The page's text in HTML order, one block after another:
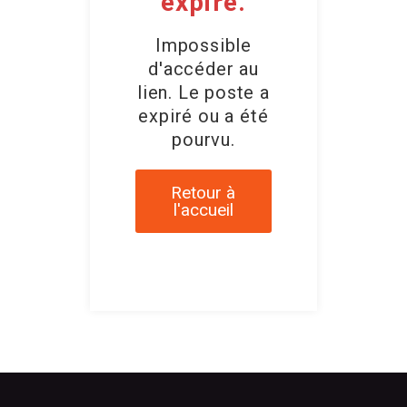
Impossible
d'accéder au
lien. Le poste a
expiré ou a été
pourvu.
Retour à
l'accueil